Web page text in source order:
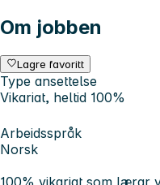
Om jobben
Lagre favoritt
Type ansettelse
Vikariat, heltid 100%
Arbeidsspråk
Norsk
100% vikariat som lærar